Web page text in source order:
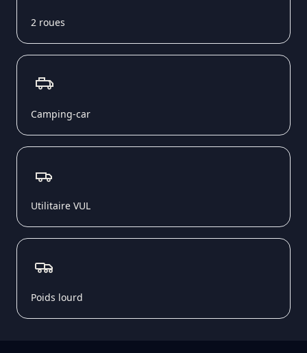
2 roues
Camping-car
Utilitaire VUL
Poids lourd